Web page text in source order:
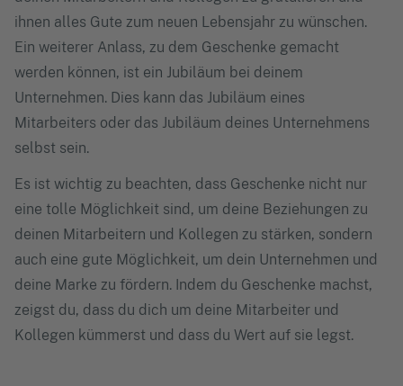
ihnen alles Gute zum neuen Lebensjahr zu wünschen.
Ein weiterer Anlass, zu dem Geschenke gemacht
werden können, ist ein Jubiläum bei deinem
Unternehmen. Dies kann das Jubiläum eines
Mitarbeiters oder das Jubiläum deines Unternehmens
selbst sein.
Es ist wichtig zu beachten, dass Geschenke nicht nur
eine tolle Möglichkeit sind, um deine Beziehungen zu
deinen Mitarbeitern und Kollegen zu stärken, sondern
auch eine gute Möglichkeit, um dein Unternehmen und
deine Marke zu fördern. Indem du Geschenke machst,
zeigst du, dass du dich um deine Mitarbeiter und
Kollegen kümmerst und dass du Wert auf sie legst.